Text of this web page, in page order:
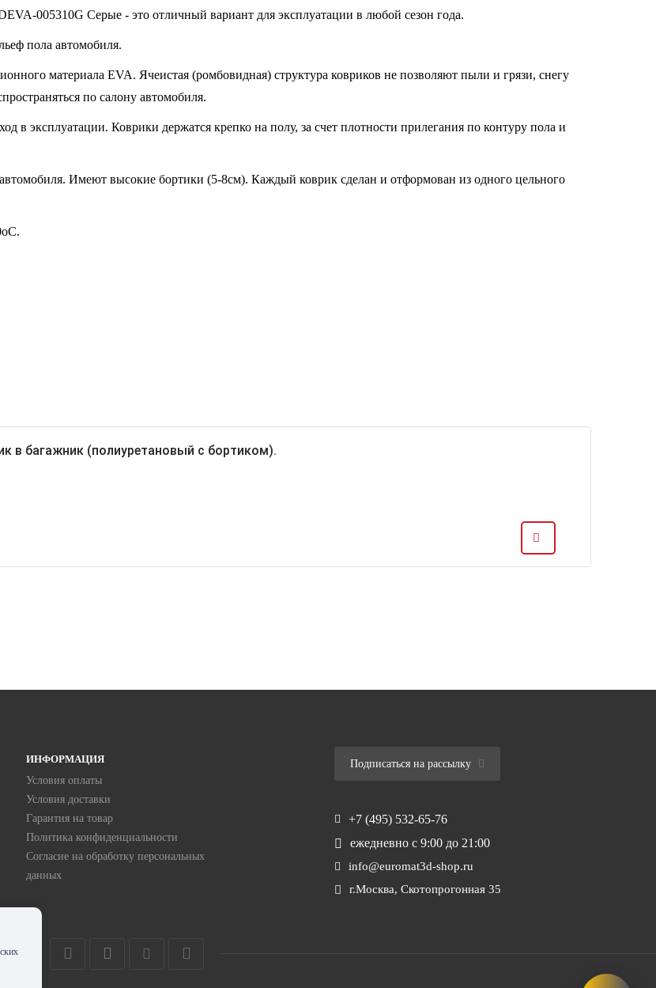
005310G Серые - это отличный вариант для эксплуатации в любой сезон года.
пола автомобиля.
материала EVA. Ячеистая (ромбовидная) структура ковриков не позволяют пыли и грязи, снегу
по салону автомобиля.
в эксплуатации. Коврики держатся крепко на полу, за счет плотности прилегания по контуру пола и
Имеют высокие бортики (5-8см). Каждый коврик сделан и отформован из одного цельного
в багажник (полиуретановый с бортиком).
ИНФОРМАЦИЯ
Условия оплаты
Условия доставки
Гарантия на товар
Политика конфиденциальности
Согласие на обработку персональных
данных
Подписаться на рассылку
+7 (495) 532-65-76
ежедневно с 9:00 до 21:00
info@euromat3d-shop.ru
г.Москва, Скотопрогонная 35